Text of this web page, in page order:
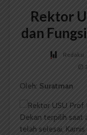
Rektor
dan
Redaksi
Oleh: Suratman